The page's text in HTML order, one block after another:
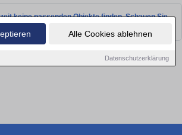
Alle Cookies ablehnen
Datenschutzerklärung
keine passenden Objekte finden. Schauen Sie